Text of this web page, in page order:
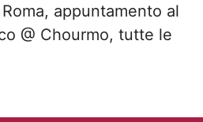
appuntamento al
@ Chourmo, tutte le